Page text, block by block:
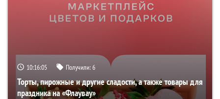
10:16:03 Получили:6
Торты, пирожные и другие сладости, а также товары для
праздника на «Флаувау»